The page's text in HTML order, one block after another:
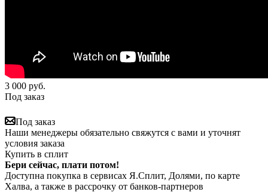
3 000 руб.
Под заказ
Под заказ
Наши менеджеры обязательно свяжутся с вами и уточнят
условия заказа
Купить в сплит
Бери сейчас, плати потом!
Доступна покупка в сервисах Я.Сплит, Долями, по карте
Халва, а также в рассрочку от банков-партнеров